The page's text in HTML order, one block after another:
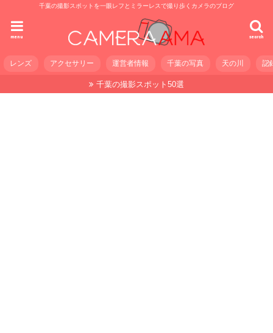
千葉の撮影スポットを一眼レフとミラーレスで撮り歩くカメラのブログ
search
menu
レンズ アクセサリー 運営者情報 千葉の写真 天の川 記
千葉の撮影スポット50選